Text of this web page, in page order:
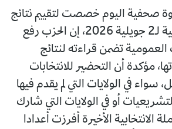
صحفية اليوم خصصت لتقييم نتائج
الانتخابات التشريعية لـ2 جويلية 2026، إن الحزب رفع
العمومية تضمن قراءته لنتائج
مؤكدة أن التحضير للانتخابات
سواء في الولايات التي لم يقدم فيها
أو في الولايات التي شارك
الانتخابية الأخيرة أفرزت أعدادا